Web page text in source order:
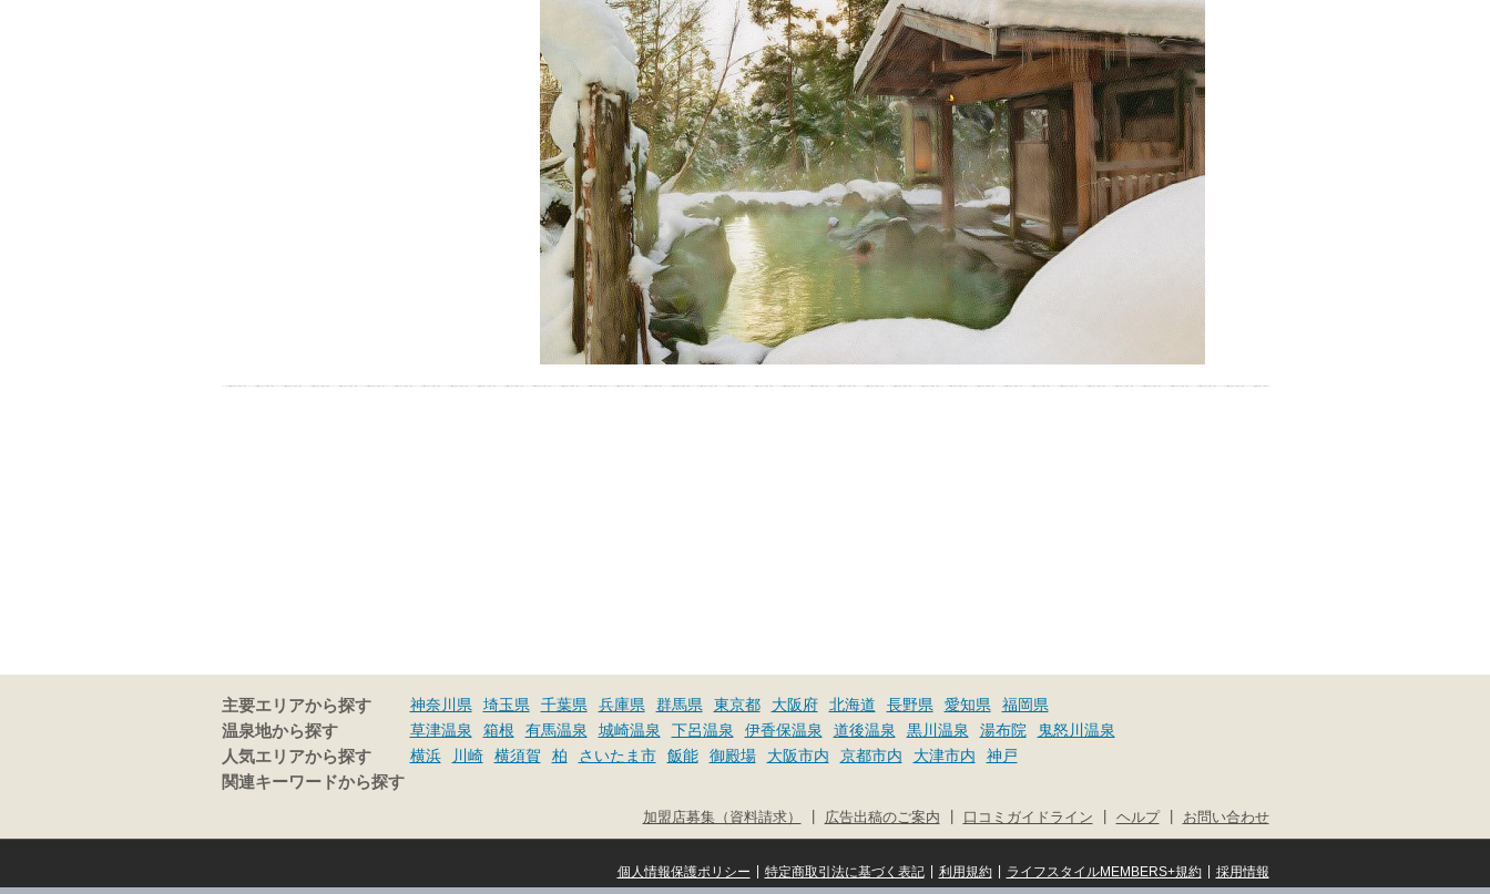
おふろパス会員様なら、この特
別なひとときを「毎月10分無
料」でご利用いただけます。
お湯で体がほぐれたら、次は占
い師さんとお話しして、心もほ
ぐしてみませんか？
主要エリアから探す 神奈川県 埼玉県 千葉県 兵庫県 群馬県 東京都 大阪府 北海道 長野県 愛知県
福岡県
温泉地から探す
草津温泉 箱根 有馬温泉 城崎温泉 下呂温泉 伊香保温泉 道後温泉 黒川温泉 湯布院
鬼怒川温泉
人気エリアから探す
横浜 川崎 横須賀 柏 さいたま市 飯能 御殿場 大阪市内 京都市内 大津市内
神戸
関連キーワードから探す
お問い合わせ
ヘルプ
口コミガイドライン
広告出稿のご案内
加盟店募集（資料請求）
採用情報
|
ライフスタイルMEMBERS+規約
|
利用規約
|
特定商取引法に基づく表記
|
個人情報保護ポリシー